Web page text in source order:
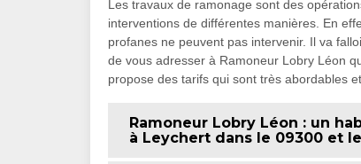
Les travaux de ramonage sont des
interventions de différentes manières. En
profanes ne peuvent pas intervenir. Il va
de vous adresser à Ramoneur Lobry Léon
propose des tarifs qui sont très abordables
Ramoneur Lobry Léon : un
à Leychert dans le 09300 et